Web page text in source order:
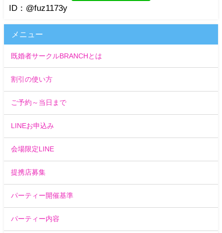
ID：@fuz1173y
メニュー
既婚者サークルBRANCHとは
割引の使い方
ご予約～当日まで
LINEお申込み
会場限定LINE
提携店募集
パーティー開催基準
パーティー内容